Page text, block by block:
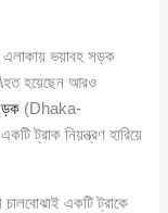
ভয়াবহ সড়ক
হয়েছেন আরও
(Dhaka-
ট্রাক নিয়ন্ত্রণ হারিয়ে
চালবোঝাই একটি ট্রাকে